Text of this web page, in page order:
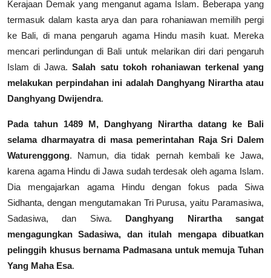
Kerajaan Demak yang menganut agama Islam. Beberapa yang
termasuk dalam kasta arya dan para rohaniawan memilih pergi
ke Bali, di mana pengaruh agama Hindu masih kuat. Mereka
mencari perlindungan di Bali untuk melarikan diri dari pengaruh
Islam di Jawa.Salah satu tokoh rohaniawan terkenal yang
melakukan perpindahan ini adalah Danghyang Nirartha atau
Danghyang Dwijendra.
Pada tahun 1489 M, Danghyang Nirartha datang ke Bali
selama dharmayatra di masa pemerintahan Raja Sri Dalem
Waturenggong. Namun, dia tidak pernah kembali ke Jawa,
karena agama Hindu di Jawa sudah terdesak oleh agama Islam.
Dia mengajarkan agama Hindu dengan fokus pada Siwa
Sidhanta, dengan mengutamakan Tri Purusa, yaitu Paramasiwa,
Sadasiwa, dan Siwa. Danghyang Nirartha sangat
mengagungkan Sadasiwa, dan itulah mengapa dibuatkan
pelinggih khusus bernama Padmasana untuk memuja Tuhan
Yang Maha Esa.